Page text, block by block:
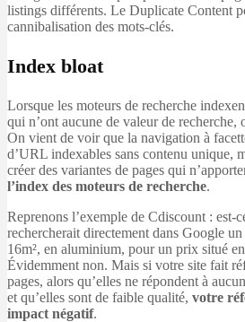
listings différents. Le Duplicate Content
cannibalisation des mots-clés.
Index bloat
Lorsque les moteurs de recherche
qui n’ont aucune de valeur de recherche,
On vient de voir que la navigation à
d’URL indexables sans contenu unique,
créer des variantes de pages qui
l’index des moteurs de recherche.
Reprenons l’exemple de Cdiscount : est-
rechercherait directement dans Google
16m², en aluminium, pour un prix situé
Évidemment non. Mais si votre site fait
pages, alors qu’elles ne répondent à
et qu’elles sont de faible qualité, votre
impact négatif.